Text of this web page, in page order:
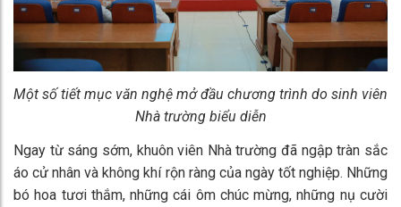
Một số tiết mục văn nghệ mở đầu chương trình do sinh viên
Nhà trường biểu diễn
Ngay từ sáng sớm, khuôn viên Nhà trường đã ngập tràn sắc
áo cử nhân và không khí rộn ràng của ngày tốt nghiệp. Những
bó hoa tươi thắm, những cái ôm chúc mừng, những nụ cười